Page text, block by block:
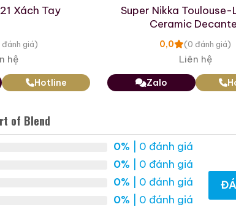
Whisky
Xách Tay
giá)
hệ
Hotline
Super Nikka
Ceramic
0,0 (0 đánh giá)
Liên hệ
Zalo
of Blend
0% | 0 đánh giá
0% | 0 đánh giá
0% | 0 đánh giá
0% | 0 đánh giá